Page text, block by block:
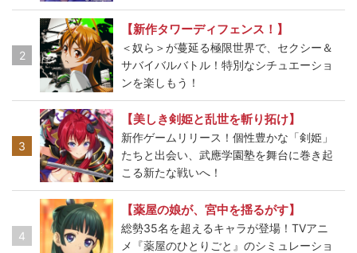
2
【新作タワーディフェンス！】
＜奴ら＞が蔓延る極限世界で、セクシー＆
サバイバルバトル！特別なシチュエーショ
ンを楽しもう！
3
【美しき剣姫と乱世を斬り拓け】
新作ゲームリリース！個性豊かな「剣姫」
たちと出会い、武應学園塾を舞台に巻き起
こる新たな戦いへ！
4
【薬屋の娘が、宮中を揺るがす】
総勢35名を超えるキャラが登場！TVアニ
メ『薬屋のひとりごと』のシミュレーショ